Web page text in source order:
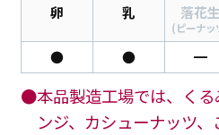
卵
●
乳
●
落花生
(ピーナッ
━
●本品製造工場では、くる
ンジ、カシューナッツ